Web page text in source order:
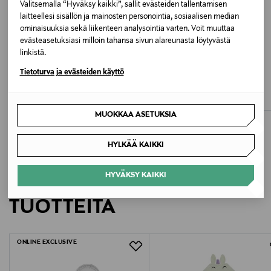
Valitsemalla “Hyväksy kaikki”, sallit evästeiden tallentamisen
laitteellesi sisällön ja mainosten personointia, sosiaalisen median
ominaisuuksia sekä liikenteen analysointia varten. Voit muuttaa
evästeasetuksiasi milloin tahansa sivun alareunasta löytyvästä
linkistä.
Tietoturva ja evästeiden käyttö
MUOKKAA ASETUKSIA
HYLKÄÄ KAIKKI
HYVÄKSY KAIKKI
Valmistusmaa
Kiina
Valmistajan osoite
Toteme AB, Engelbrektsgatan 5, 114 32 Stockholm,
clientservices@toteme-studio.com
RUE DE FEMME
LISÄÄ KIINNOSTAVIA
TUOTTEITA
ONLINE EXCLUSIVE